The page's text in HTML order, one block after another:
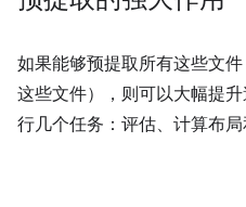
如果能够预提取所有这些文
这些文件），则可以大幅提
行几个任务：评估、计算布局